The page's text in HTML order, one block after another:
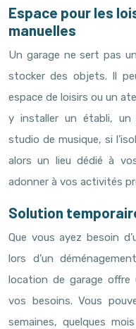
Espace pour les
manuelles
Un garage ne sert pas
stocker des objets. Il
espace de loisirs ou un
y installer un établi, un
studio de musique, si
alors un lieu dédié à
adonner à vos activités
Solution
Que vous ayez besoin
lors d’un
location de garage
vos besoins. Vous
semaines, quelques